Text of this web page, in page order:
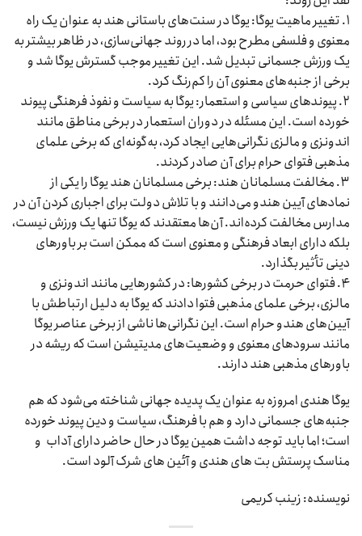
۱. تغییر ماهیت یوگا: یوگا در سنت‌های باستانی هند به عنوان یک راه
معنوی و فلسفی مطرح بود، اما در روند جهانی‌سازی، در ظاهر بیشتر به
یک ورزش جسمانی تبدیل شد. این تغییر موجب گسترش یوگا شد و
برخی از جنبه‌های معنوی آن را کم‌رنگ کرد.
۲. پیوندهای سیاسی و استعمار: یوگا به سیاست و نفوذ فرهنگی پیوند
خورده است. این مسئله در دوران استعمار در برخی مناطق مانند
اندونزی و مالزی نگرانی‌هایی ایجاد کرد، به‌گونه‌ای که برخی علمای
مذهبی فتوای حرام برای آن صادر کردند.
۳. مخالفت مسلمانان هند: برخی مسلمانان هند یوگا را یکی از
نمادهای آیین هندو می‌دانند و با تلاش دولت برای اجباری کردن آن در
مدارس مخالفت کرده‌اند. آن‌ها معتقدند که یوگا تنها یک ورزش نیست،
بلکه دارای ابعاد فرهنگی و معنوی است که ممکن است بر باورهای
دینی تأثیر بگذارد.
۴. فتوای حرمت در برخی کشورها: در کشورهایی مانند اندونزی و
مالزی، برخی علمای مذهبی فتوا دادند که یوگا به دلیل ارتباطش با
آیین‌های هندو حرام است. این نگرانی‌ها ناشی از برخی عناصر یوگا
مانند سرودهای معنوی و وضعیت‌های مدیتیشن است که ریشه در
باورهای مذهبی هند دارند.
یوگا هندی امروزه به عنوان یک پدیده جهانی شناخته می‌شود که هم
جنبه‌های جسمانی دارد و هم با فرهنگ، سیاست و دین پیوند خورده
است؛ اما باید توجه داشت همین یوگا در حال حاضر دارای آداب و
مناسک پرستش بت های هندی و آئین های شرک آلود است.
نویسنده: زینب کریمی